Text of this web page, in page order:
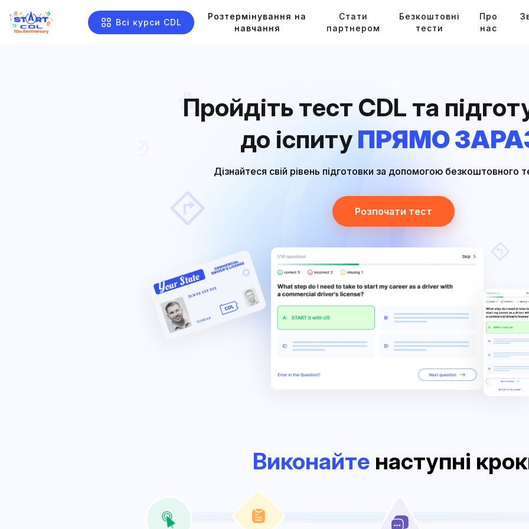
Всі курси CDL
Розтермінування на
навчання
Стати
партнером
Безкоштовні
тести
Про
нас
Пройдіть тест CDL та
до іспитуПРЯМО
Дізнайтеся свій рівень підготовки за допомогою безкоштовного
Розпочати тест
Виконайте наступні